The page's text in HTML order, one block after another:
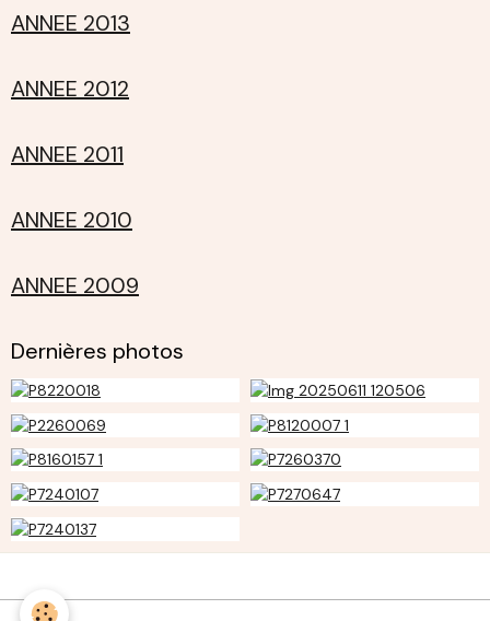
ANNEE 2013
ANNEE 2012
ANNEE 2011
ANNEE 2010
ANNEE 2009
Dernières photos